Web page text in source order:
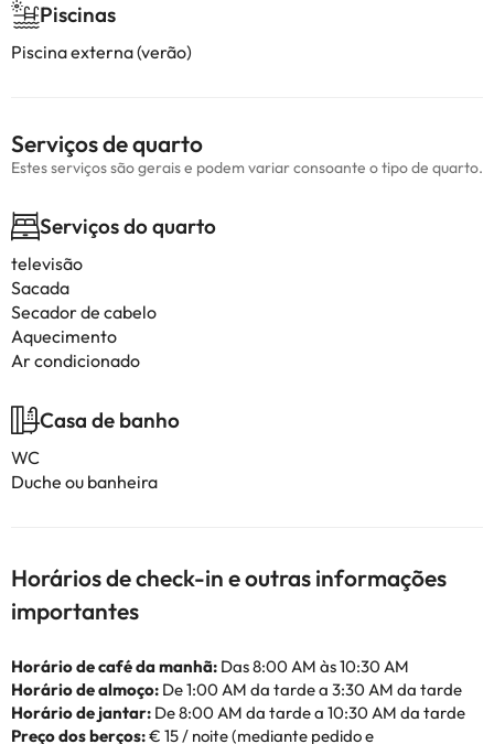
Piscinas
Piscina externa (verão)
Serviços de quarto
Estes serviços são gerais e podem variar consoante o tipo de quarto.
Serviços do quarto
televisão
Sacada
Secador de cabelo
Aquecimento
Ar condicionado
Casa de banho
WC
Duche ou banheira
Horários de check-in e outras informações
importantes
Horário de café da manhã: Das 8:00 AM às 10:30 AM
Horário de almoço: De 1:00 AM da tarde a 3:30 AM da tarde
Horário de jantar: De 8:00 AM da tarde a 10:30 AM da tarde
Preço dos berços:€ 15 / noite (mediante pedido e